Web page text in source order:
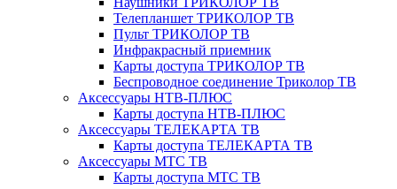
Телепланшет ТРИКОЛОР ТВ
Пульт ТРИКОЛОР ТВ
Инфракрасный приемник
Карты доступа ТРИКОЛОР ТВ
Беспроводное соединение Триколор ТВ
Аксессуары НТВ-ПЛЮС
Карты доступа НТВ-ПЛЮС
Аксессуары ТЕЛЕКАРТА ТВ
Карты доступа ТЕЛЕКАРТА ТВ
Аксессуары МТС ТВ
Карты доступа МТС ТВ